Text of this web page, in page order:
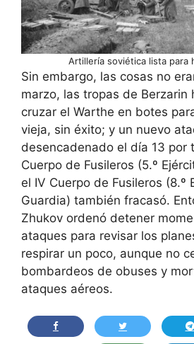
Artillería soviética lista para
Sin embargo, las cosas no
marzo, las tropas de
cruzar el Warthe en botes
vieja, sin éxito; y un nuevo
desencadenado el día 13 por
Cuerpo de Fusileros (5.º
el IV Cuerpo de Fusileros (8.º
Guardia) también fracasó.
Zhukov ordenó detener
ataques para revisar los
respirar un poco, aunque no
bombardeos de obuses y
ataques aéreos.